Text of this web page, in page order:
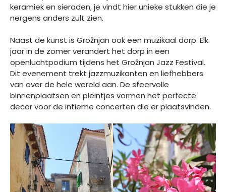
keramiek en sieraden, je vindt hier unieke stukken die je
nergens anders zult zien.
Naast de kunst is Grožnjan ook een muzikaal dorp. Elk
jaar in de zomer verandert het dorp in een
openluchtpodium tijdens het Grožnjan Jazz Festival.
Dit evenement trekt jazzmuzikanten en liefhebbers
van over de hele wereld aan. De sfeervolle
binnenplaatsen en pleintjes vormen het perfecte
decor voor de intieme concerten die er plaatsvinden.